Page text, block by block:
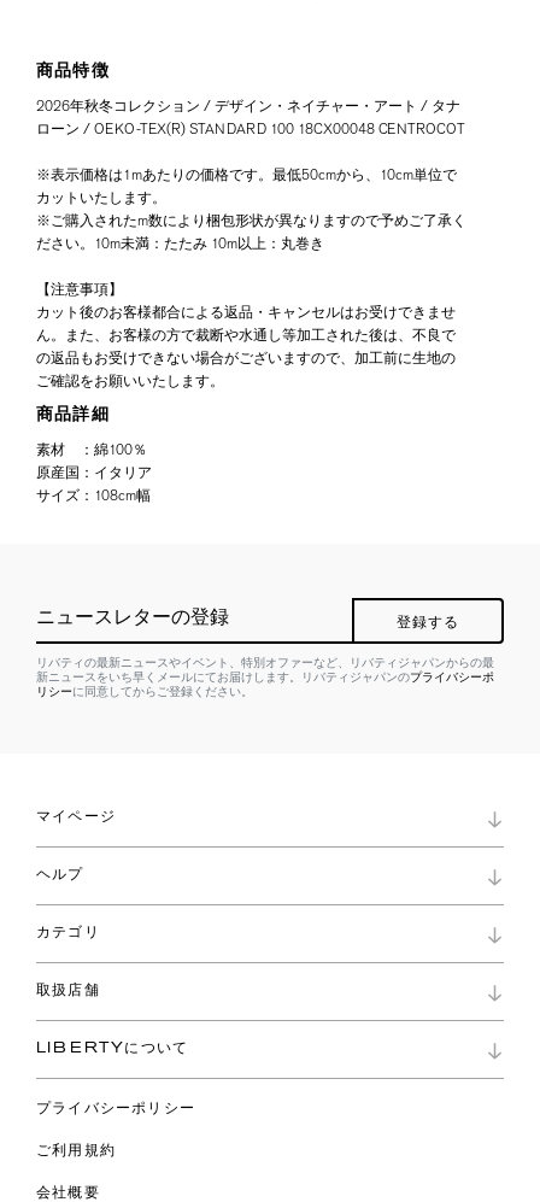
商品特徴
2026年秋冬コレクション / デザイン・ネイチャー・アート / タナ
ローン / OEKO-TEX(R) STANDARD 100 18CX00048 CENTROCOT
※表示価格は1mあたりの価格です。最低50cmから、10cm単位で
カットいたします。
※ご購入されたm数により梱包形状が異なりますので予めご了承く
ださい。10m未満：たたみ 10m以上：丸巻き
【注意事項】
カット後のお客様都合による返品・キャンセルはお受けできませ
ん。また、お客様の方で裁断や水通し等加工された後は、不良で
の返品もお受けできない場合がございますので、加工前に生地の
ご確認をお願いいたします。
商品詳細
素材 ： 綿100％
原産国 ： イタリア
サイズ ： 108cm幅
ニュースレターの登録 登録する
リバティの最新ニュースやイベント、特別オファーなど、リバティジャパンからの最
新ニュースをいち早くメールにてお届けします。リバティジャパンのプライバシーポ
リシーに同意してからご登録ください。
マイページ
ロイヤリティプログラム
パスワード再設定
ショッピングバッグ
ヘルプ
お問い合わせ
よくあるご質問
ご利用ガイド
カテゴリ
コレクション
ファブリックス
バッグ
ウェア
ライフスタイル
スペシャル
取扱店舗
リバティ・ファブリックス
LIBERTYについて
プライバシーポリシー
ご利用規約
会社概要